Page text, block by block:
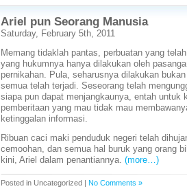
Ariel pun Seorang Manusia
Saturday, February 5th, 2011
Memang tidaklah pantas, perbuatan yang
yang hukumnya hanya dilakukan oleh
pernikahan. Pula, seharusnya dilakukan
semua telah terjadi. Seseorang telah
siapa pun dapat menjangkaunya, entah untuk
pemberitaan yang mau tidak mau
ketinggalan informasi.
Ribuan caci maki penduduk negeri telah
cemoohan, dan semua hal buruk yang orang
kini, Ariel dalam penantiannya. (more…)
Posted in Uncategorized | No Comments »